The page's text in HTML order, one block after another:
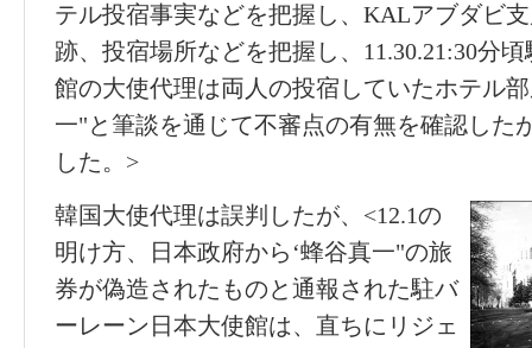
テル投宿事実などを把握し、KALアブダビ
跡、投宿場所などを把握し、11.30.21:30分
館の大使代理は両人の投宿していたホテル
一"と筆談を通じて不審点の有無を確認した
した。>
韓国大使代理は誤判したが、<12.1の
明け方、日本政府から‘蜂谷真一"の旅
券が偽造されたものと通報された駐バ
ーレーン日本大使館は、直ちにリジェ